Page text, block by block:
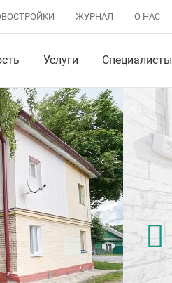
ЖУРНАЛ О НАС
Услуги Специалисты